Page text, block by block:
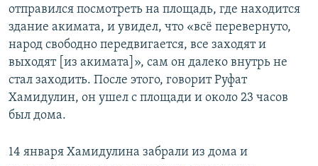
отправился посмотреть на площадь, где находится
здание акимата, и увидел, что «всё перевернуто,
народ свободно передвигается, все заходят и
выходят [из акимата]», сам он далеко внутрь не
стал заходить. После этого, говорит Руфат
Хамидулин, он ушел с площади и около 23 часов
был дома.
14 января Хамидулина забрали из дома и